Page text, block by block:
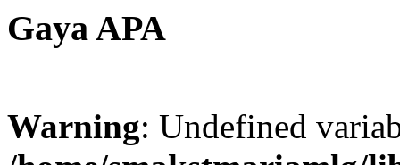
Gaya APA
Warning: Undefined